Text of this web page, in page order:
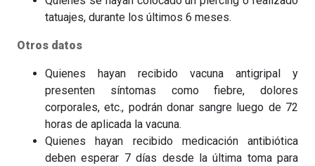
tatuajes, durante los últimos 6 meses.
Otros datos
Quienes hayan recibido vacuna antigripal y
presenten síntomas como fiebre, dolores
corporales, etc., podrán donar sangre luego de 72
horas de aplicada la vacuna.
Quienes hayan recibido medicación antibiótica
deben esperar 7 días desde la última toma para